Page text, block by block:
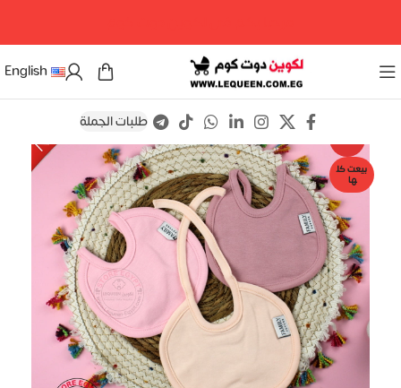
English
طلبات الجملة
بيعت كل
ها